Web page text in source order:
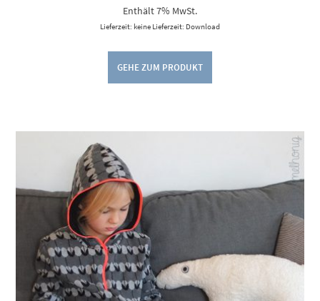
Enthält 7% MwSt.
Lieferzeit: keine Lieferzeit: Download
GEHE ZUM PRODUKT